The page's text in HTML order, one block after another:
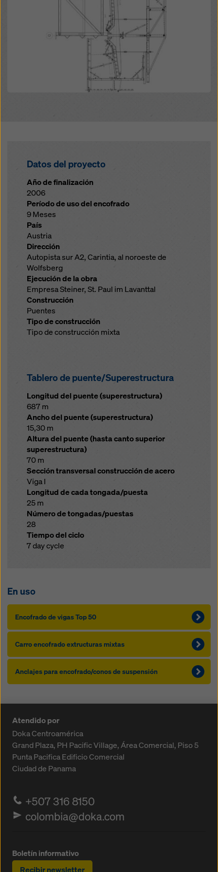
Datos del proyecto
Año de finalización
2006
Período de uso del encofrado
9 Meses
País
Austria
Dirección
Autopista sur A2, Carintia, al noroeste de
Wolfsberg
Ejecución de la obra
Empresa Steiner, St. Paul im Lavanttal
Construcción
Puentes
Tipo de construcción
Tipo de construcción mixta
Tablero de puente/Superestructura
Longitud del puente (superestructura)
687 m
Ancho del puente (superestructura)
15,30 m
Altura del puente (hasta canto superior
superestructura)
70 m
Sección transversal construcción de acero
Viga I
Longitud de cada tongada/puesta
25 m
Número de tongadas/puestas
28
Tiempo del ciclo
7 day cycle
En uso
Encofrado de vigas Top 50
Carro encofrado extructuras mixtas
Anclajes para encofrado/conos de suspensión
Atendido por
Doka Centroamérica
Grand Plaza, PH Pacific Village, Área Comercial, Piso 5
Punta PacificaEdificio Comercial
Ciudad de Panama
+507 316 8150
colombia@doka.com
Boletín informativo
Recibir newsletter